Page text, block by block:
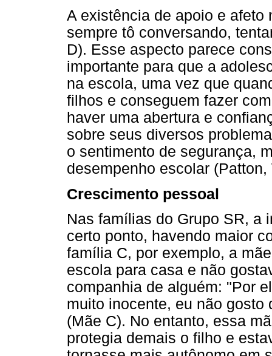
A existência de apoio e
sempre tô conversando,
D). Esse aspecto parece
importante para que a
na escola, uma vez que
filhos e conseguem fazer
haver uma abertura e
sobre seus diversos
o sentimento de segurança,
desempenho escolar
Crescimento pessoal
Nas famílias do Grupo SR, a
certo ponto, havendo maior
família C, por exemplo, a
escola para casa e não
companhia de alguém: "Por
muito inocente, eu não
(Mãe C). No entanto, essa
protegia demais o filho e